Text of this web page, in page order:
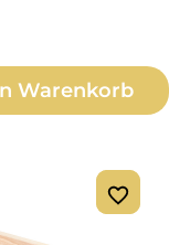
Warenkorb